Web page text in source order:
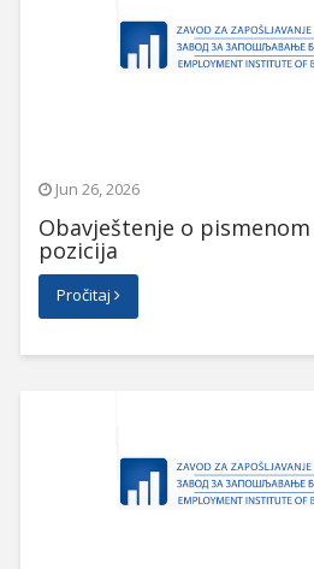
Jun 26, 2026
Obavještenje o
pozicija
Pročitaj